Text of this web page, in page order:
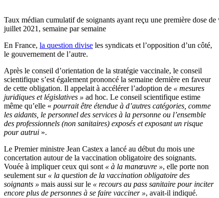
Taux médian cumulatif de soignants ayant reçu une première dose
juillet 2021, semaine par semaine
En France, la question divise les syndicats et l’opposition d’un côté,
le gouvernement de l’autre.
Après le conseil d’orientation de la stratégie vaccinale, le conseil
scientifique s’est également prononcé la semaine dernière en faveur
de cette obligation. Il appelait à accélérer l’adoption de « mesures
juridiques et législatives » ad hoc. Le conseil scientifique estime
même qu’elle « pourrait être étendue à d’autres catégories, comme
les aidants, le personnel des services à la personne ou l’ensemble
des professionnels (non sanitaires) exposés et exposant un risque
pour autrui ».
Le Premier ministre Jean Castex a lancé au début du mois une
concertation autour de la vaccination obligatoire des soignants.
Vouée à impliquer ceux qui sont « à la manœuvre », elle porte non
seulement sur « la question de la vaccination obligatoire des
soignants » mais aussi sur le « recours au pass sanitaire pour inciter
encore plus de personnes à se faire vacciner », avait-il indiqué.